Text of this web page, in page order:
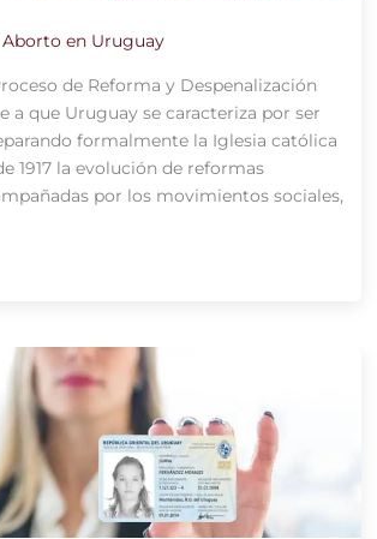
en Uruguay
de Reforma y Despenalización
a que Uruguay se caracteriza por ser
formalmente la Iglesia católica
1917 la evolución de reformas
por los movimientos sociales,